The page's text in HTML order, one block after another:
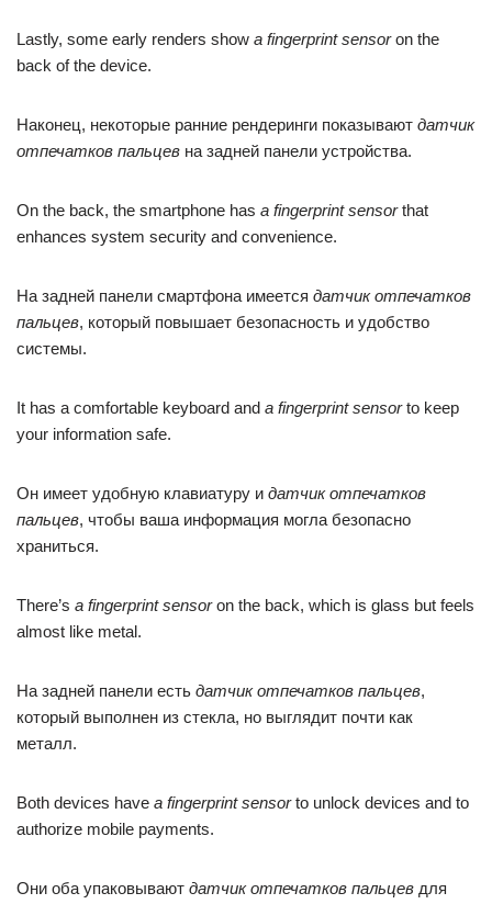
Lastly, some early renders show a fingerprint sensoron the
back of the device.
Наконец, некоторые ранние рендеринги показывают датчик
отпечатков пальцев на задней панели устройства.
On the back, the smartphone has a fingerprint sensorthat
enhances system security and convenience.
На задней панели смартфона имеется датчик отпечатков
пальцев, который повышает безопасность и удобство
системы.
It has a comfortable keyboard and a fingerprint sensorto keep
your information safe.
Он имеет удобную клавиатуру и датчик отпечатков
пальцев, чтобы ваша информация могла безопасно
храниться.
There’s a fingerprint sensoron the back, which is glass but feels
almost like metal.
На задней панели есть датчик отпечатков пальцев,
который выполнен из стекла, но выглядит почти как
металл.
Both devices have a fingerprint sensorto unlock devices and to
authorize mobile payments.
Они оба упаковывают датчик отпечатков пальцев для